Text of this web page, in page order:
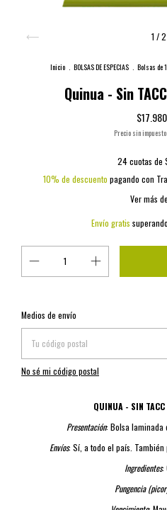
1 /2
Inicio . BOLSAS DE ESPECIAS . Bolsas de
Quinua - Sin
Precio sin
24 cuotas de
10% de descuento pagando con
Ver más
Envío gratis
Entregas para el CP:
Medios de envío
No sé mi código postal
QUINUA - SIN TACC
Presentación: Bolsa laminada
Envíos: Sí, a todo el país.
Ingredientes:
Pungencia